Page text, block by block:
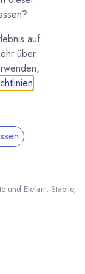
und Elefant. Stabile,
auf
über